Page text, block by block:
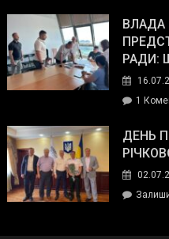
ВЛАДА
РАДИ:
1
ДЕНЬ